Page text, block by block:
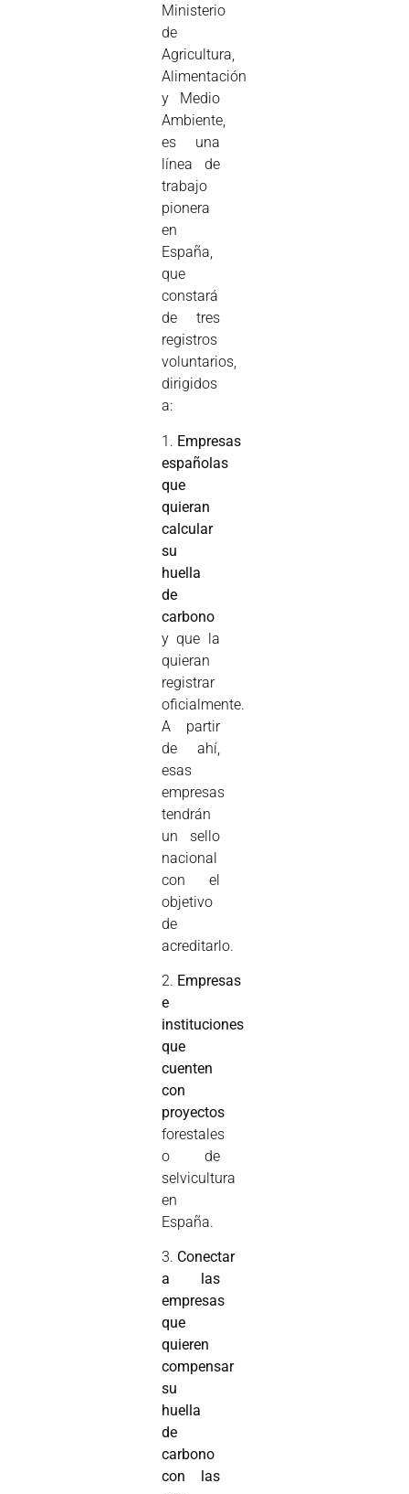
Ministerio
de
Agricultura,
Alimentación
y Medio
Ambiente,
es una
línea de
trabajo
pionera
en
España,
que
constará
de tres
registros
voluntarios,
dirigidos
a:
1. Empresas
españolas
que
quieran
calcular
su
huella
de
carbono
y que la
quieran
registrar
oficialmente.
A partir
de ahí,
esas
empresas
tendrán
un sello
nacional
con el
objetivo
de
acreditarlo.
2. Empresas
e
instituciones
que
cuenten
con
proyectos
forestales
o de
selvicultura
en
España.
3. Conectar
a las
empresas
que
quieren
compensar
su
huella
de
carbono
con las